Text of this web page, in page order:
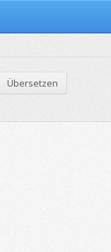
Übersetzen